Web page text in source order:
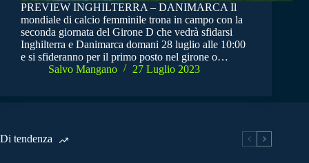
PREVIEW INGHILTERRA – DANIMARCA Il
mondiale di calcio femminile trona in campo con la
seconda giornata del Girone D che vedrà sfidarsi
Inghilterra e Danimarca domani 28 luglio alle 10:00
e si sfideranno per il primo posto nel girone o…
Salvo Mangano
27 Luglio 2023
Di tendenza